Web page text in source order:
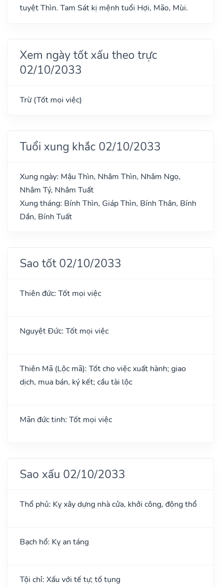
tuyệt Thìn. Tam Sát kị mệnh tuổi Hợi, Mão, Mùi.
Xem ngày tốt xấu theo trực
02/10/2033
Trừ (Tốt mọi việc)
Tuổi xung khắc 02/10/2033
Xung ngày: Mậu Thìn, Nhâm Thìn, Nhâm Ngọ,
Nhâm Tý, Nhâm Tuất
Xung tháng: Bính Thìn, Giáp Thìn, Bính Thân, Bính
Dần, Bính Tuất
Sao tốt 02/10/2033
Thiên đức: Tốt mọi việc
Nguyệt Đức: Tốt mọi việc
Thiên Mã (Lộc mã): Tốt cho việc xuất hành; giao
dịch, mua bán, ký kết; cầu tài lộc
Mãn đức tinh: Tốt mọi việc
Sao xấu 02/10/2033
Thổ phủ: Kỵ xây dựng nhà cửa, khởi công, động thổ
Bạch hổ: Kỵ an táng
Tội chỉ: Xấu với tế tự; tố tụng